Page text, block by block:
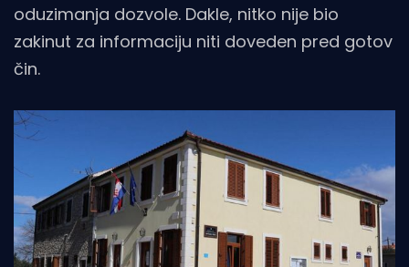
oduzimanja dozvole. Dakle, nitko nije bio
zakinut za informaciju niti doveden pred gotov
čin.